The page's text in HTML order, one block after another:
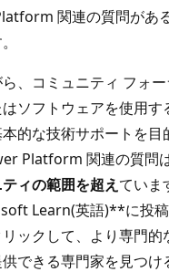
関連の質問があ
、コミュニティ フォ
ソフトウェアを使用す
的な技術サポートを目
Platform 関連の質問
ィの範囲を超えていま
Learn(英語)**に投稿
ックして、より専門的
供できる専門家を見つけ